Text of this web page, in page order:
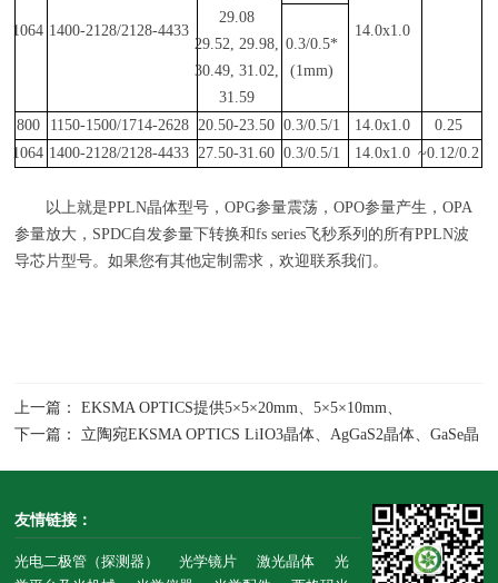
1064 1400-2128/2128-4433
29.08
29.52, 29.98,
30.49, 31.02,
31.59
14.0x1.0
0.3/0.5*
(1mm)
800 1150-1500/1714-2628 20.50-23.50 0.3/0.5/1 14.0x1.0
0.25
1064 1400-2128/2128-4433 27.50-31.60 0.3/0.5/1 14.0x1.0 ~0.12/0.2
以上就是PPLN晶体型号，OPG参量震荡，OPO参量产生，OPA
参量放大， SPDC自发参量下转换和fs series 飞秒系列的所有PPLN波
导芯片型号。如果您有其他定制需求，欢迎联系我们。
上一篇： EKSMA OPTICS提供5×5×20mm、5×5×10mm、
6×6×1mm、6×6×3mm等尺寸的KTiOAsO4晶体
下一篇： 立陶宛EKSMA OPTICS LiIO3晶体、AgGaS2晶体、GaSe晶
友情链接：
光电二极管（探测器） 光学镜片 激光晶体
光